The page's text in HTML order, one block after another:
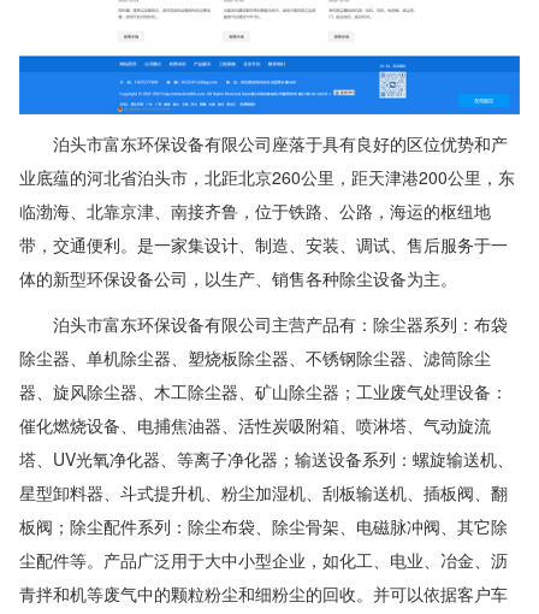
泊头市富东环保设备有限公司座落于具有良好的区位优势和产
业底蕴的河北省泊头市，北距北京260公里，距天津港200公里，东
临渤海、北靠京津、南接齐鲁，位于铁路、公路，海运的枢纽地
带，交通便利。是一家集设计、制造、安装、调试、售后服务于一
体的新型环保设备公司，以生产、销售各种除尘设备为主。
泊头市富东环保设备有限公司主营产品有：除尘器系列：布袋
除尘器、单机除尘器、塑烧板除尘器、不锈钢除尘器、滤筒除尘
器、旋风除尘器、木工除尘器、矿山除尘器；工业废气处理设备：
催化燃烧设备、电捕焦油器、活性炭吸附箱、喷淋塔、气动旋流
塔、UV光氧净化器、等离子净化器；输送设备系列：螺旋输送机、
星型卸料器、斗式提升机、粉尘加湿机、刮板输送机、插板阀、翻
板阀；除尘配件系列：除尘布袋、除尘骨架、电磁脉冲阀、其它除
尘配件等。产品广泛用于大中小型企业，如化工、电业、冶金、沥
青拌和机等废气中的颗粒粉尘和细粉尘的回收。并可以依据客户车